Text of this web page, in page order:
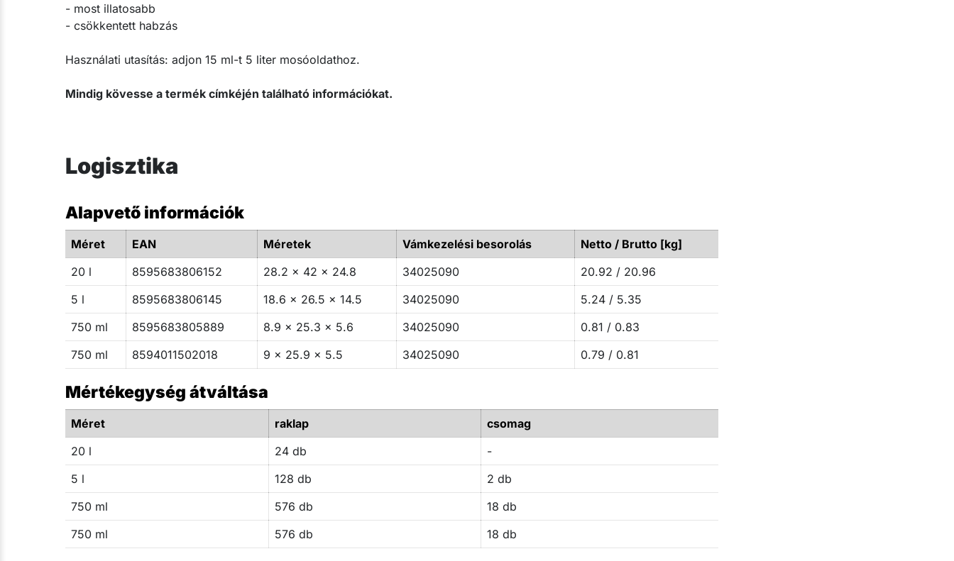
- most illatosabb
- csökkentett habzás
Használati utasítás: adjon 15 ml-t 5 liter mosóoldathoz.
Mindig kövesse a termék címkéjén található információkat.
Logisztika
Alapvető információk
Méret EAN Méretek Vámkezelési besorolás
Netto / Brutto [kg]
20 l
8595683806152 28.2 x 42 x 24.8 34025090
20.92 / 20.96
5 l
8595683806145 18.6 x 26.5 x 14.5 34025090
5.24 / 5.35
750 ml
8595683805889 8.9 x 25.3 x 5.6 34025090
0.81 / 0.83
750 ml
8594011502018 9 x 25.9 x 5.5 34025090 0.79 / 0.81
Mértékegység átváltása
Méret raklap
csomag
20 l
24 db
-
5 l
128 db
2 db
750 ml
576 db
18 db
750 ml
576 db 18 db